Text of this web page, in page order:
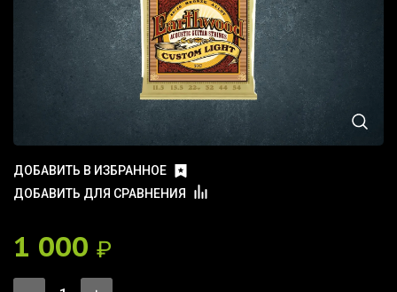
ДОБАВИТЬ В ИЗБРАННОЕ
ДОБАВИТЬ ДЛЯ СРАВНЕНИЯ
1 000 ₽